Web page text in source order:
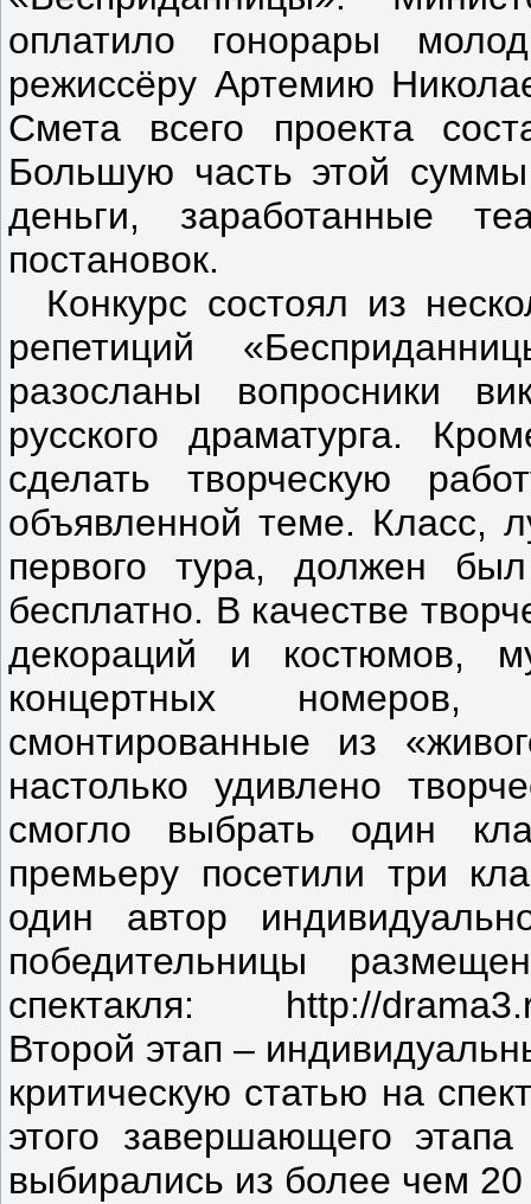
оплатило гонорары
режиссёру Артемию
Смета всего проекта
Большую часть этой
деньги, заработанные
постановок.
Конкурс состоял из
репетиций
разосланы вопросники
русского драматурга.
сделать творческую
объявленной теме. Класс,
первого тура, должен
бесплатно. В качестве
декораций и костюмов,
концертных
смонтированные из
настолько удивлено
смогло выбрать один
премьеру посетили три
один автор
победительницы
спектакля: http://
Второй этап –
критическую статью на
этого завершающего
выбирались из более чем 20